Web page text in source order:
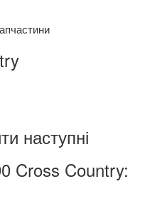
наступні
Cross Country: